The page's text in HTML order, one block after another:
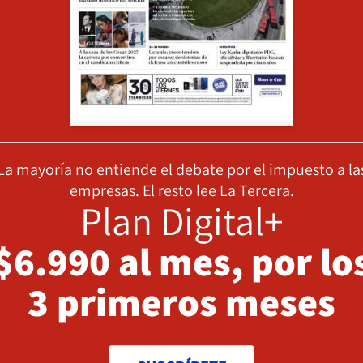
mayoría no entiende el debate por el impuesto a
empresas. El resto lee La Tercera.
Plan Digital+
al mes, por
3 primeros meses